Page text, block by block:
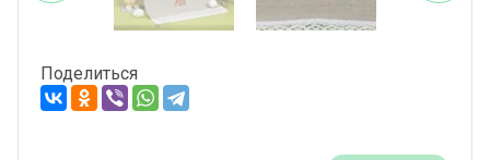
Поделиться